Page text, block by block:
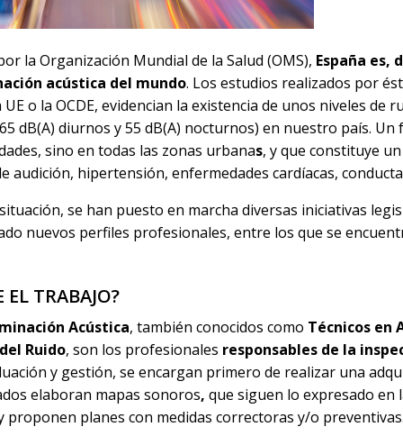
la Organización Mundial de la Salud (OMS), España es,
acústica del mundo. Los estudios realizados por
o la OCDE, evidencian la existencia de unos niveles de
dB(A) diurnos y 55 dB(A) nocturnos) en nuestro país.
sino en todas las zonas urbanas, y que constituye
audición, hipertensión, enfermedades cardíacas,
se han puesto en marcha diversas iniciativas
nuevos perfiles profesionales, entre los que se
EL TRABAJO?
Acústica, también conocidos como Técnicos en
Ruido, son los profesionales responsables de la
y gestión, se encargan primero de realizar una
elaboran mapas sonoros, que siguen lo expresado en
proponen planes con medidas correctoras y/o